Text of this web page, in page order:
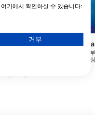
Seal Rock /
타파에 해병대 - 초보자
지, 남쪽으로 30미터 이
기에서 확인하실 수 있습니다:
만 적용됩니다.
다:
거부